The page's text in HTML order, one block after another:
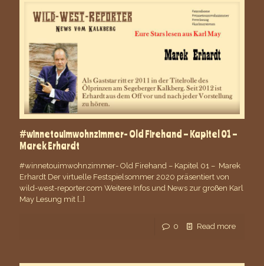
#winnetouimwohnzimmer- Old Firehand – Kapitel 01 –
Marek Erhardt
#winnetouimwohnzimmer- Old Firehand – Kapitel 01 – Marek
Erhardt Der virtuelle Festspielsommer 2020 präsentiert von
wild-west-reporter.com Weitere Infos und News zur großen Karl
May Lesung mit […]
0 Read more